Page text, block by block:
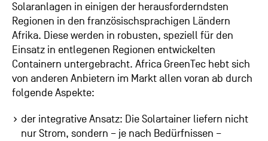
Solaranlagen in einigen der herausforderndsten
Regionen in den französischsprachigen Ländern
Afrika. Diese werden in robusten, speziell für den
Einsatz in entlegenen Regionen entwickelten
Containern untergebracht. Africa GreenTec hebt sich
von anderen Anbietern im Markt allen voran ab durch
folgende Aspekte:
der integrative Ansatz: Die Solartainer liefern nicht
nur Strom, sondern – je nach Bedürfnissen –